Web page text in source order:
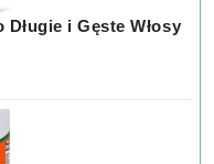
i Gęste Włosy